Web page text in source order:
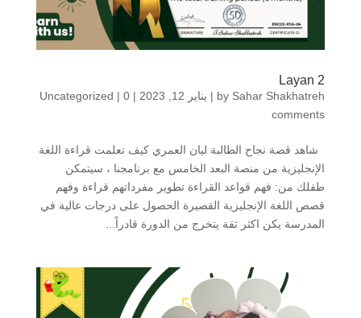
Layan 2
by Sahar Shakhatreh
| يناير 12, 2023 |
Uncategorized |0
comments
شاهد قصة نجاح الطالبة ليان العمري كيف تعلمت قراءة اللغة
الإنجليزية من منصة البعد الخامس مع برنامجنا ، سيتمكن
طفلك من: فهم قواعد القراءة تطوير مفرداتهم قراءة وفهم
قصص اللغة الإنجليزية القصيرة الحصول على درجات عالية في
المدرسة يكن اكثر ثقة يتخرج من الدورة قادراً...